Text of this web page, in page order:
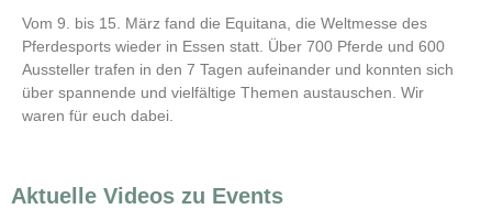
Vom 9. bis 15. März fand die Equitana, die Weltmesse des
Pferdesports wieder in Essen statt. Über 700 Pferde und 600
Aussteller trafen in den 7 Tagen aufeinander und konnten sich
über spannende und vielfältige Themen austauschen. Wir
waren für euch dabei.
Aktuelle Videos zu Events